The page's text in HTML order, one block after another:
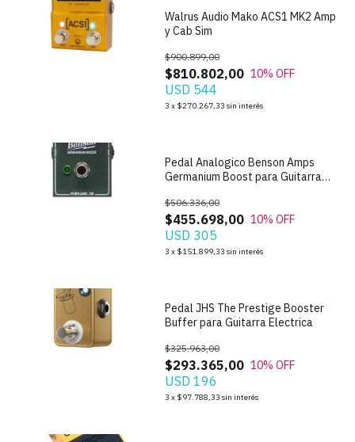
Walrus Audio Mako ACS1 MK2 Amp
y Cab Sim
$810.802,00
$900.899,00
10% OFF
USD 544
3 x $270.267,33 sin interés
Pedal Analogico Benson Amps
Germanium Boost para Guitarra
$455.698,00
$506.336,00
10% OFF
USD 305
3 x $151.899,33 sin interés
Pedal JHS The Prestige Booster
Buffer para Guitarra Electrica
$293.365,00
$325.963,00
10% OFF
USD 196
3 x $97.788,33 sin interés